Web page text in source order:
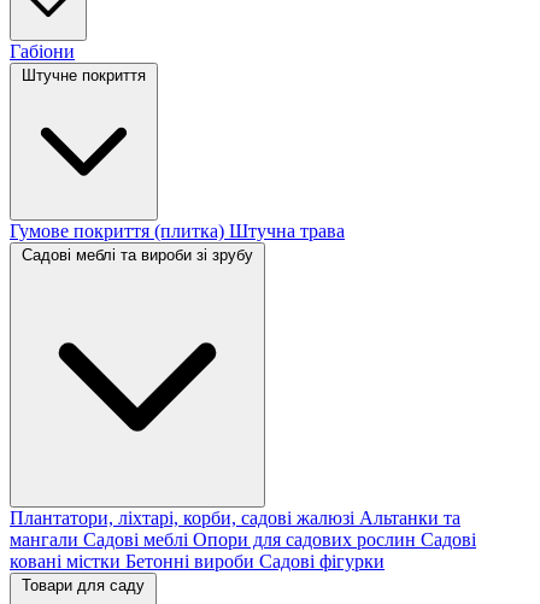
Габіони
Штучне покриття
Гумове покриття (плитка) Штучна трава
Садові меблі та вироби зі зрубу
Плантатори, ліхтарі, корби, садові жалюзі Альтанки та
мангали Садові меблі Опори для садових рослин Садові
ковані містки Бетонні вироби Садові фігурки
Товари для саду